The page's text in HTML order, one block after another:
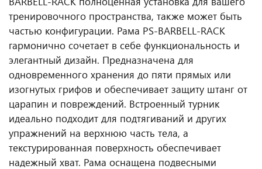
тренировочного пространства, также может быть
частью конфигурации. Рама PS-BARBELL-RACK
гармонично сочетает в себе функциональность и
элегантный дизайн. Предназначена для
одновременного хранения до пяти прямых или
изогнутых грифов и обеспечивает защиту штанг от
царапин и повреждений. Встроенный турник
идеально подходит для подтягиваний и других
упражнений на верхнюю часть тела, а
текстурированная поверхность обеспечивает
надежный хват. Рама оснащена подвесными